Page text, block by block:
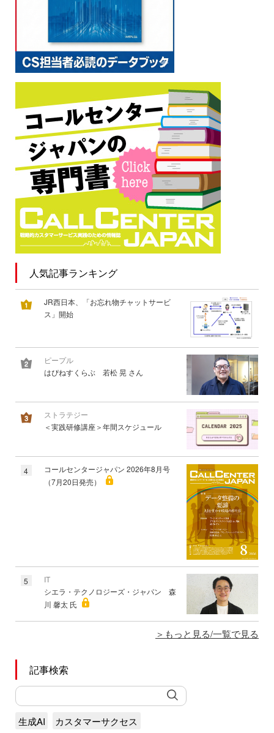
人気記事ランキング
JR西日本、「お忘れ物チャットサービ
ス」開始
ピープル
はぴねすくらぶ 若松 晃 さん
ストラテジー
＜実践研修講座＞年間スケジュール
4
コールセンタージャパン 2026年8月号
（7月20日発売）
5
IT
シエラ・テクノロジーズ・ジャパン 森
川 馨太 氏
もっと見る/一覧で見る
記事検索
生成AI
カスタマーサクセス